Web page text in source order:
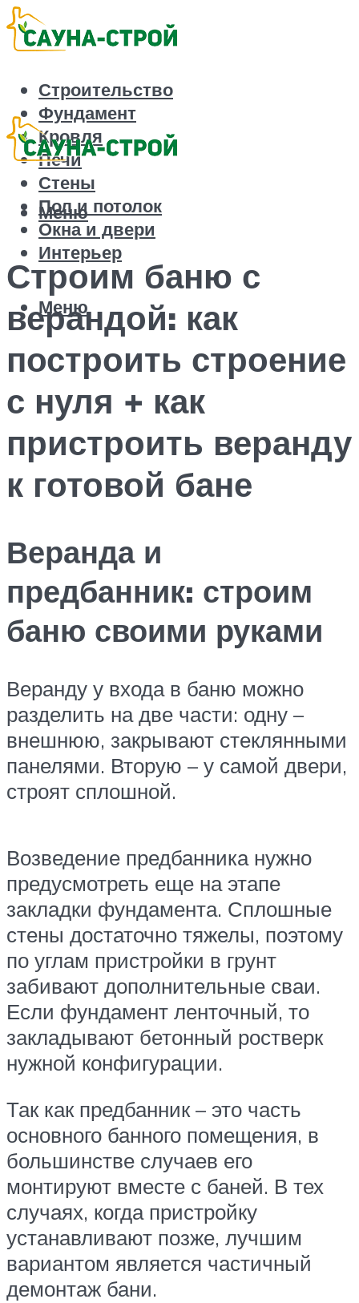
Строительство
Фундамент
Кровля
Печи
Стены
Пол и потолок
Окна и двери
Интерьер
Меню
Меню
Строим баню с
верандой: как
построить строение
с нуля + как
пристроить веранду
к готовой бане
Веранда и
предбанник: строим
баню своими руками
Веранду у входа в баню можно
разделить на две части: одну –
внешнюю, закрывают стеклянными
панелями. Вторую – у самой двери,
строят сплошной.
Возведение предбанника нужно
предусмотреть еще на этапе
закладки фундамента. Сплошные
стены достаточно тяжелы, поэтому
по углам пристройки в грунт
забивают дополнительные сваи.
Если фундамент ленточный, то
закладывают бетонный ростверк
нужной конфигурации.
Так как предбанник – это часть
основного банного помещения, в
большинстве случаев его
монтируют вместе с баней. В тех
случаях, когда пристройку
устанавливают позже, лучшим
вариантом является частичный
демонтаж бани.